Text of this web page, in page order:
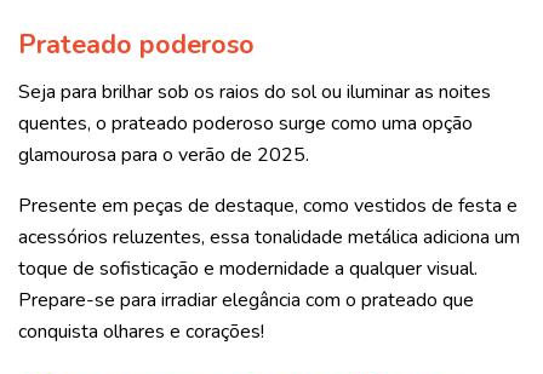
Prateado poderoso
Seja para brilhar sob os raios do sol ou iluminar as noites
quentes, o prateado poderoso surge como uma opção
glamourosa para o verão de 2025.
Presente em peças de destaque, como vestidos de festa e
acessórios reluzentes, essa tonalidade metálica adiciona um
toque de sofisticação e modernidade a qualquer visual.
Prepare-se para irradiar elegância com o prateado que
conquista olhares e corações!